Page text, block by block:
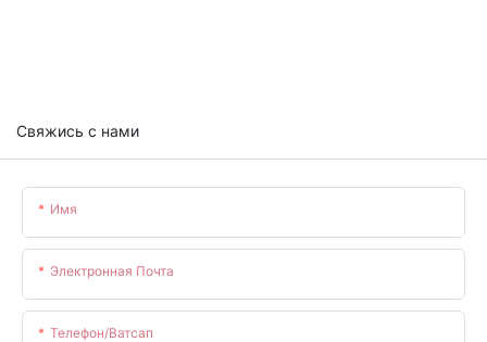
Свяжись с нами
Имя
Электронная Почта
Телефон/ватсап